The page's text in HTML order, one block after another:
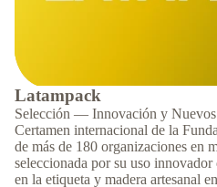
Latampack
Selección — Innovación y
Certamen internacional de la
de más de 180 organizaciones en
seleccionada por su uso innovador
en la etiqueta y madera artesanal